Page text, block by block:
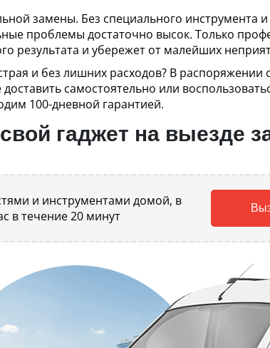
замены. Без специального инструмента
проблемы достаточно высок. Только
результата и убережет от малейших
и без лишних расходов? В
самостоятельно или
100-дневной гарантией.
гаджет на выезде
и инструментами домой, в
в течение 20 минут